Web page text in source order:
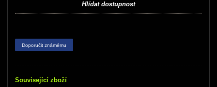
Hlídat dostupnost
Doporučit známému
Související zboží